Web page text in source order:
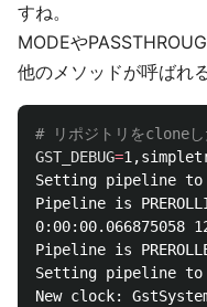
すね。
MODEや
他のメソッドが呼ばれ
# リポジトリをclone
GST_DEBUG=
Setting pipeline to
Pipeline is
Pipeline is
Setting pipeline to
New clock: